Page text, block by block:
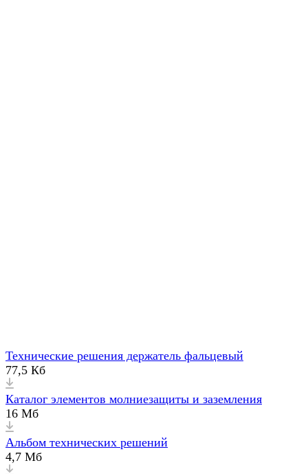
Технические решения держатель фальцевый
77,5 Кб
Каталог элементов молниезащиты и заземления
16 Мб
Альбом технических решений
4,7 Мб